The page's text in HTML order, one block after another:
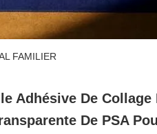
FAMILIER
Adhésive De Collage
De PSA